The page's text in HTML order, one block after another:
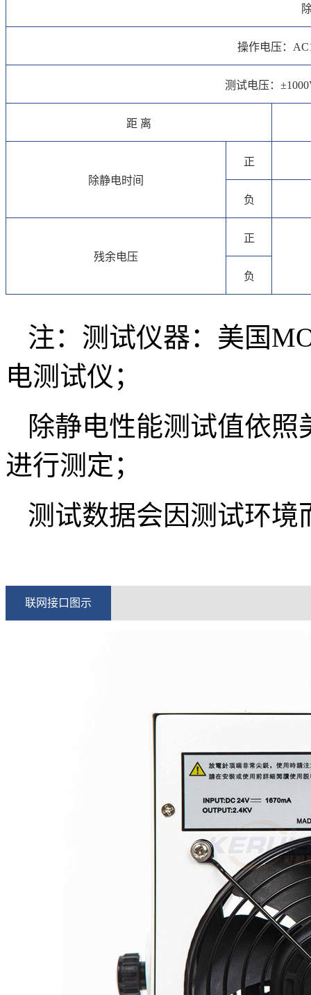
操作电压：
测试电压：
距 离
除静电时间
正
负
残余电压
正
负
注：测试仪器：美国
电测试仪；
除静电性能测试值依照
进行测定；
测试数据会因测试环境
联网接口图示